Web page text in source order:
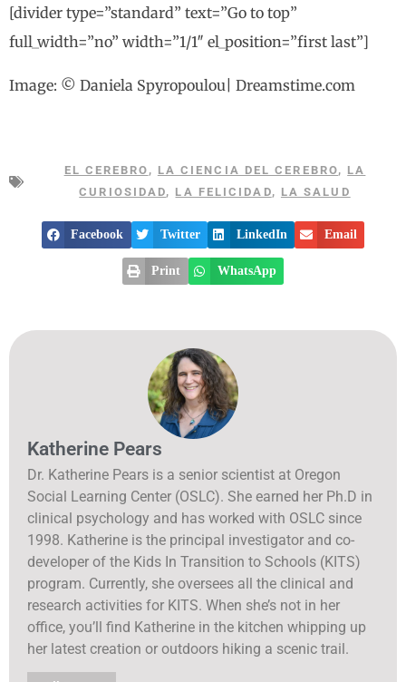
[divider type=”standard” text=”Go to top”
full_width=”no” width=”1/1″ el_position=”first last”]
Image: © Daniela Spyropoulou| Dreamstime.com
EL CEREBRO , LA CIENCIA DEL CEREBRO, LA
CURIOSIDAD, LA FELICIDAD, LA SALUD
Facebook Twitter LinkedIn Email
Print WhatsApp
Katherine Pears
Dr. Katherine Pears is a senior scientist at Oregon
Social Learning Center (OSLC). She earned her Ph.D in
clinical psychology and has worked with OSLC since
1998. Katherine is the principal investigator and co-
developer of the Kids In Transition to Schools (KITS)
program. Currently, she oversees all the clinical and
research activities for KITS. When she’s not in her
office, you’ll find Katherine in the kitchen whipping up
her latest creation or outdoors hiking a scenic trail.